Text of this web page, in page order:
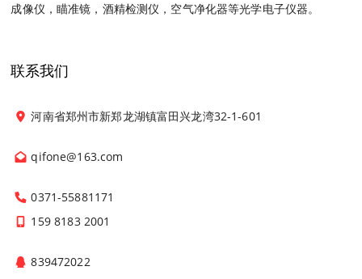
成像仪，瞄准镜，酒精检测仪，空气净化器等光学电子仪器。
联系我们
河南省郑州市新郑龙湖镇富田兴龙湾32-1-601
qifone@163.com
0371-55881171
159 8183 2001
839472022